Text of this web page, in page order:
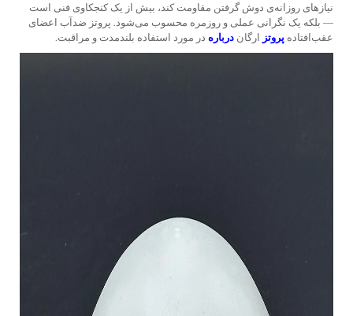
نیازهای روزانه‌ی دوش گرفتن مقاومت کند، بیش از یک کنجکاوی فنی است
— بلکه یک نگرانی عملی و روزمره محسوب می‌شود. پروتز ضدآب اعضای
عقب‌افتاده پروتز ارگان درباره در مورد استفاده بلندمدت و مراقبت.